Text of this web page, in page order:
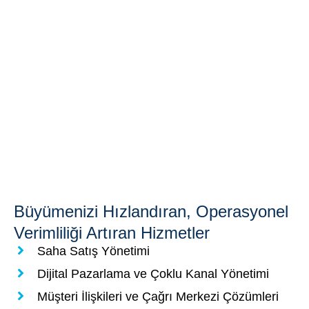
Büyümenizi Hızlandıran, Operasyonel
Verimliliği Artıran Hizmetler
Saha Satış Yönetimi
Dijital Pazarlama ve Çoklu Kanal Yönetimi
Müşteri İlişkileri ve Çağrı Merkezi Çözümleri